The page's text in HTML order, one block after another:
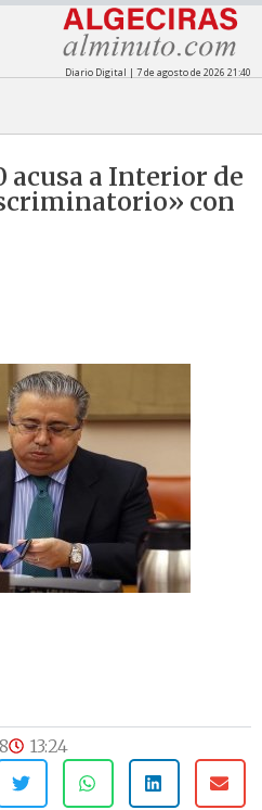
Diario Digital | 7 de agosto de 2026 21:40
acusa a Interior de
con
13:24